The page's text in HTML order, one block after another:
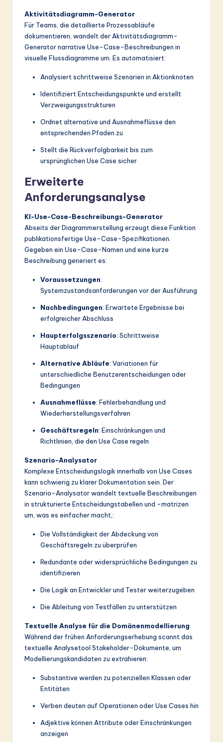
Aktivitätsdiagramm-Generator
Für Teams, die detaillierte Prozessabläufe
dokumentieren, wandelt der Aktivitätsdiagramm-
Generator narrative Use-Case-Beschreibungen in
visuelle Flussdiagramme um. Es automatisiert:
Analysiert schrittweise Szenarien in Aktionknoten
Identifiziert Entscheidungspunkte und erstellt
Verzweigungsstrukturen
Ordnet alternative und Ausnahmeflüsse den
entsprechenden Pfaden zu
Stellt die Rückverfolgbarkeit bis zum
ursprünglichen Use Case sicher
Erweiterte
Anforderungsanalyse
KI-Use-Case-Beschreibungs-Generator
Abseits der Diagrammerstellung erzeugt diese Funktion
publikationsfertige Use-Case-Spezifikationen.
Gegeben ein Use-Case-Namen und eine kurze
Beschreibung generiert es:
Voraussetzungen:
Systemzustandsanforderungen vor der Ausführung
Nachbedingungen: Erwartete Ergebnisse bei
erfolgreicher Abschluss
Haupterfolgsszenario: Schrittweise
Hauptablauf
Alternative Abläufe: Variationen für
unterschiedliche Benutzerentscheidungen oder
Bedingungen
Ausnahmeflüsse: Fehlerbehandlung und
Wiederherstellungsverfahren
Geschäftsregeln: Einschränkungen und
Richtlinien, die den Use Case regeln
Szenario-Analysator
Komplexe Entscheidungslogik innerhalb von Use Cases
kann schwierig zu klarer Dokumentation sein. Der
Szenario-Analysator wandelt textuelle Beschreibungen
in strukturierte Entscheidungstabellen und -matrizen
um, was es einfacher macht,:
Die Vollständigkeit der Abdeckung von
Geschäftsregeln zu überprüfen
Redundante oder widersprüchliche Bedingungen zu
identifizieren
Die Logik an Entwickler und Tester weiterzugeben
Die Ableitung von Testfällen zu unterstützen
Textuelle Analyse für die Domänenmodellierung
Während der frühen Anforderungserhebung scannt das
textuelle Analysetool Stakeholder-Dokumente, um
Modellierungskandidaten zu extrahieren:
Substantive werden zu potenziellen Klassen oder
Entitäten
Verben deuten auf Operationen oder Use Cases hin
Adjektive können Attribute oder Einschränkungen
anzeigen